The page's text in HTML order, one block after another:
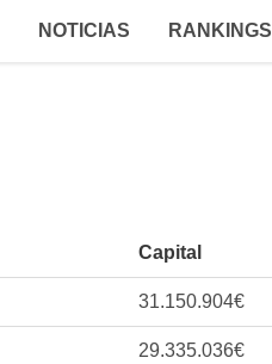
NOTICIAS RANKINGS
Capital
31.150.904€
29.335.036€